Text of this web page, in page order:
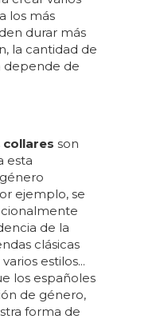
los más
durar más
la cantidad de
depende de
collares son
esta
ejemplo, se
de la
clásicas
estilos...
los españoles
de género,
forma de